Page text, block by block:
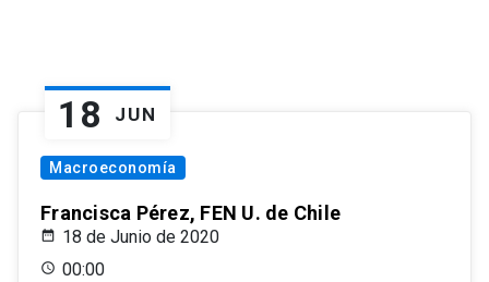
18 JUN
Macroeconomía
Francisca Pérez, FEN U. de Chile
18 de Junio de 2020
00:00